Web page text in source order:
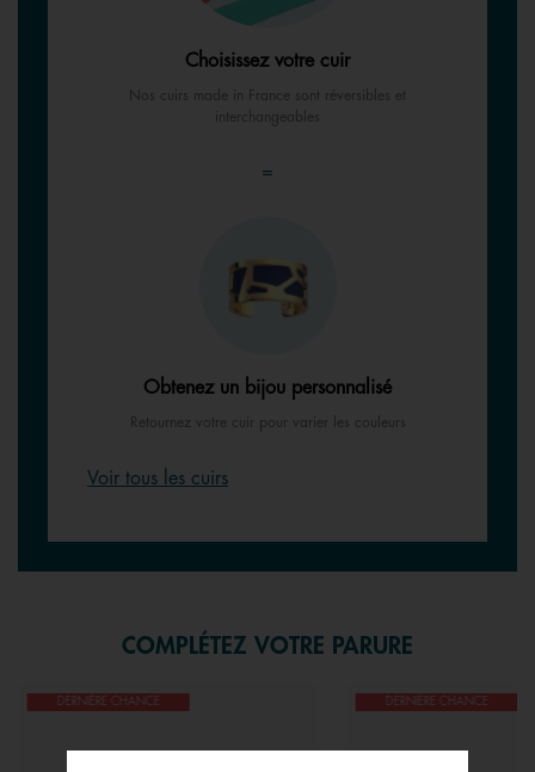
Choisissez votre cuir
Nos cuirs made in France sont réversibles et
interchangeables
=
Obtenez un bijou personnalisé
Retournez votre cuir pour varier les couleurs
Voir tous les cuirs
COMPLÉTEZ VOTRE PARURE
DERNIÈRE CHANCE DERNIÈRE CHANCE